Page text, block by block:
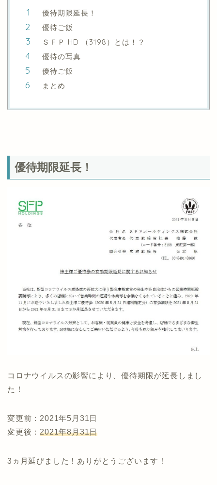
優待期限延長！
優待ご飯
ＳＦＰ HD （3198）とは！？
優待の写真
優待ご飯
まとめ
優待期限延長！
コロナウイルスの影響により、優待期限が延長しまし
た！
変更前：2021年5月31日
変更後：2021年8月31日
3ヵ月延びました！ありがとうございます！